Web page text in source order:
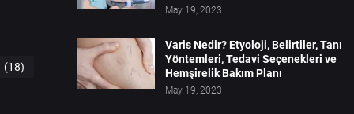
(18)
May 19, 2023
Varis Nedir? Etyoloji, Belirtiler, Tanı
Yöntemleri, Tedavi Seçenekleri ve
Hemşirelik Bakım Planı
May 19, 2023